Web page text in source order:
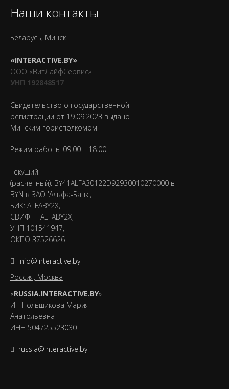
Наши контакты
Беларусь, Минск
«INTERACTIVE.BY»
ООО «ВитЛайфСервис»
УНП 192848517
Свидетельство о государственной
регистрации от 19.09.2023 выдано
Минским горисполкомом
Режим работы 09:00 – 18:00
Текущий
(расчетный): BY41ALFA30122D92930010270000 в
BYN в ЗАО 'Альфа-Банк',
БИК: ALFABY2X,
СВИФТ - ALFABY2X,
УНП 101541947,
ОКПО 37526626
info@interactive.by
Россия, Москва
«RUSSIA.INTERACTIVE.BY»
ИП Польшикова Мария
Анатольевна
ИНН 504725523030
russia@interactive.by